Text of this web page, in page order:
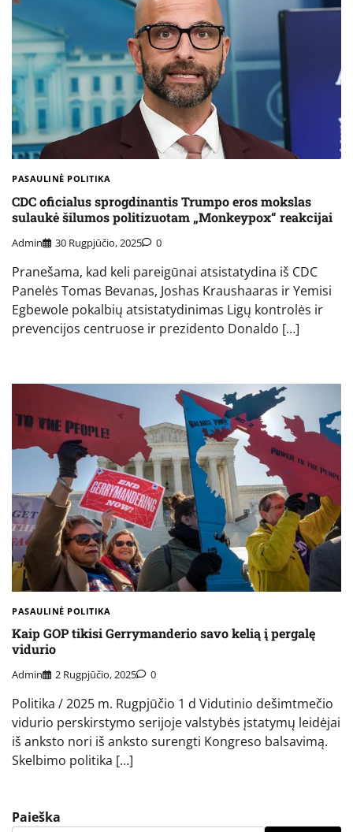
PASAULINĖ POLITIKA
CDC oficialus sprogdinantis Trumpo eros mokslas
sulaukė šilumos politizuotam „Monkeypox“ reakcijai
Admin 30 Rugpjūčio, 2025 0
Pranešama, kad keli pareigūnai atsistatydina iš CDC
Panelės Tomas Bevanas, Joshas Kraushaaras ir Yemisi
Egbewole pokalbių atsistatydinimas Ligų kontrolės ir
prevencijos centruose ir prezidento Donaldo […]
PASAULINĖ POLITIKA
Kaip GOP tikisi Gerrymanderio savo kelią į pergalę
vidurio
Admin 2 Rugpjūčio, 2025 0
Politika / 2025 m. Rugpjūčio 1 d Vidutinio dešimtmečio
vidurio perskirstymo serijoje valstybės įstatymų leidėjai
iš anksto nori iš anksto surengti Kongreso balsavimą.
Skelbimo politika […]
Paieška